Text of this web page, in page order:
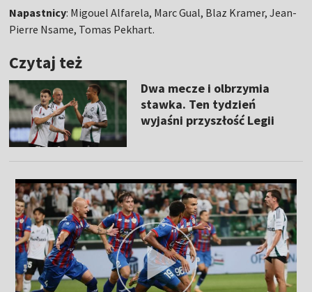
Napastnicy: Migouel Alfarela, Marc Gual, Blaz Kramer, Jean-
Pierre Nsame, Tomas Pekhart.
Czytaj też
Dwa mecze i olbrzymia
stawka. Ten tydzień
wyjaśni przyszłość Legii